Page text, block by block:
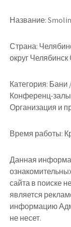
Название:
Страна:
округ
Категория: Бани
Конференц-
Организация и
Время работы:
Данная
сайта в поиске
является
информацию
не несет.